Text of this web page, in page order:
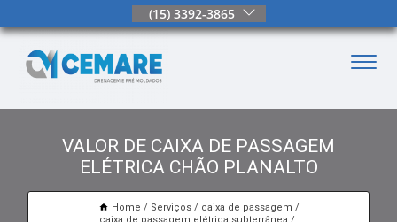
(15) 3392-3865
VALOR DE CAIXA DE PASSAGEM
ELÉTRICA CHÃO PLANALTO
Home Serviços
caixa de passagem